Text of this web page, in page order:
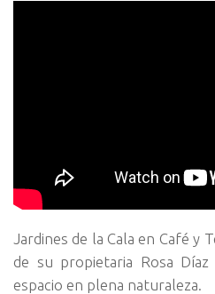
Jardines de la Cala en Café y
de su propietaria Rosa
espacio en plena naturaleza.